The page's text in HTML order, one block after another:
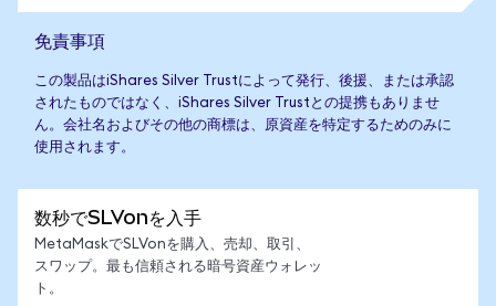
免責事項
この製品はiShares Silver Trustによって発行、後援、または承認
されたものではなく、iShares Silver Trustとの提携もありませ
ん。会社名およびその他の商標は、原資産を特定するためのみに
使用されます。
数秒でSLVonを入手
MetaMaskでSLVonを購入、売却、取引、
スワップ。最も信頼される暗号資産ウォレッ
ト。